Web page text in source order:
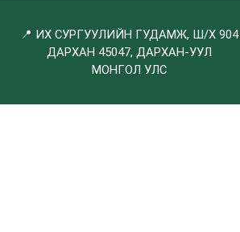
📍 ИХ СУРГУУЛИЙН ГУДАМЖ, Ш/Х 904
ДАРХАН 45047, ДАРХАН-УУЛ
МОНГОЛ УЛС